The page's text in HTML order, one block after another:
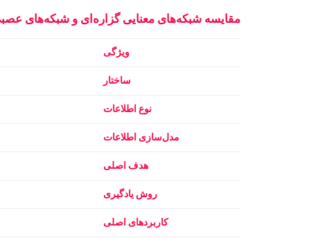
مقایسه شبکه‌های معنایی گزاره‌ای و شبکه‌های
ویژگی
ساختار
نوع اطلاعات
مدل‌سازی اطلاعات
هدف اصلی
روش یادگیری
کاربردهای اصلی